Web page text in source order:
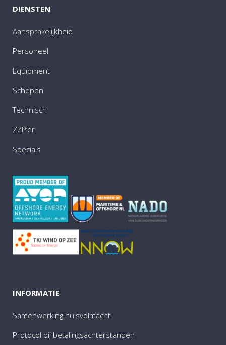
DIENSTEN
Aansprakelijkheid
Personeel
Equipment
Schepen
Technisch
ZZP’er
Specials
INFORMATIE
Samenwerking huisvolmacht
Protocol bij betalingsachterstanden